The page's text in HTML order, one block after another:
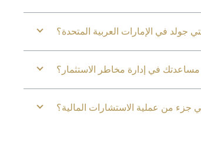
جولد في الإمارات العربية المتحدة؟
في إدارة مخاطر الاستثمار؟
جزء من عملية الاستشارات المالية؟